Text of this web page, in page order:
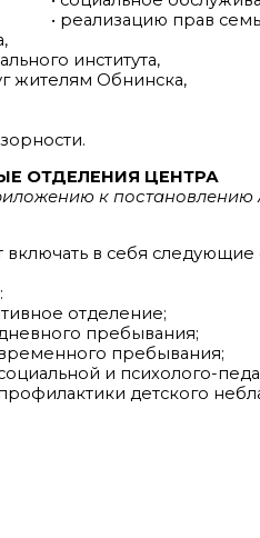
• реализацию прав
института,
жителям Обнинска,
ОТДЕЛЕНИЯ ЦЕНТРА
к
в себя следующие
отделение;
пребывания;
пребывания;
и психолого-
детского